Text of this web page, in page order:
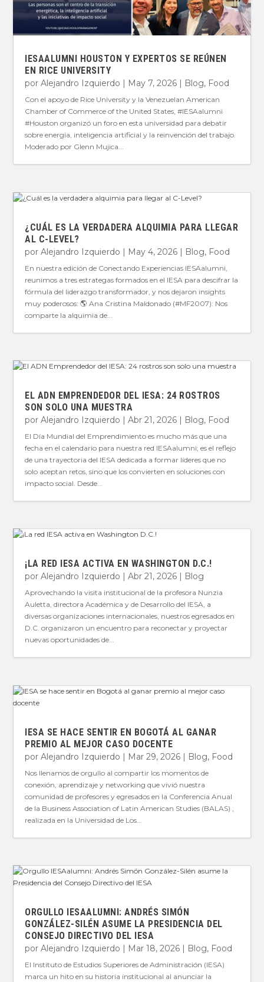
IESAALUMNI HOUSTON Y EXPERTOS SE REÚNEN
EN RICE UNIVERSITY
porAlejandro Izquierdo May 7, 2026 Blog, Food
Con el apoyo de Rice University y la Venezuelan American
Chamber of Commerce of the United States, #IESAalumni
#Houston organizó un foro en esta universidad para debatir
sobre energía, inteligencia artificial y la reinvención del trabajo.
Moderado por Glenn Mujica...
¿CUÁL ES LA VERDADERA ALQUIMIA PARA LLEGAR
AL C-LEVEL?
porAlejandro Izquierdo | May 4, 2026 | Blog, Food
En nuestra edición de Conectando Experiencias IESAalumni,
reunimos a tres estrategas formados en el IESA para descifrar la
fórmula del liderazgo transformador, y nos dejaron insights
muy poderosos: 🌎 Ana Cristina Maldonado (#MF2007): Nos
comparte la alquimia de...
EL ADN EMPRENDEDOR DEL IESA: 24 ROSTROS
SON SOLO UNA MUESTRA
porAlejandro Izquierdo |Abr 21, 2026 | Blog, Food
El Día Mundial del Emprendimiento es mucho más que una
fecha en el calendario para nuestra red IESAalumni; es el reflejo
de una trayectoria del IESA dedicada a formar líderes que no
solo aceptan retos, sino que los convierten en soluciones con
impacto social. Desde...
¡LA RED IESA ACTIVA EN WASHINGTON D.C.!
porAlejandro Izquierdo |Abr 21, 2026 Blog
Aprovechando la visita institucional de la profesora Nunzia
Auletta, directora Académica y de Desarrollo del IESA, a
diversas organizaciones internacionales, nuestros egresados en
D.C. organizaron un encuentro para reconectar y proyectar
nuevas oportunidades de...
IESA SE HACE SENTIR EN BOGOTÁ AL GANAR
PREMIO AL MEJOR CASO DOCENTE
porAlejandro Izquierdo | Mar 29, 2026 | Blog, Food
Nos llenamos de orgullo al compartir los momentos de
conexión, aprendizaje y networking que vivió nuestra
comunidad de profesores y egresados en la Conferencia Anual
de la Business Association of Latin American Studies (BALAS) ,
realizada en la Universidad de Los...
ORGULLO IESAALUMNI: ANDRÉS SIMÓN
GONZÁLEZ-SILÉN ASUME LA PRESIDENCIA DEL
CONSEJO DIRECTIVO DEL IESA
porAlejandro Izquierdo | Mar 18, 2026 | Blog, Food
El Instituto de Estudios Superiores de Administración (IESA)
marca un hito en su historia institucional al anunciar la